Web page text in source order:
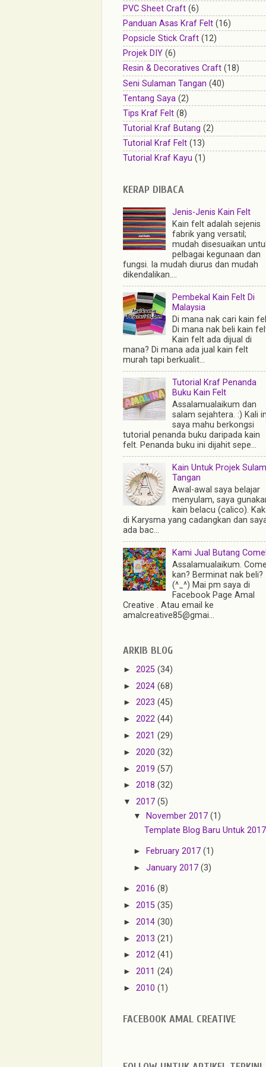
PVC Sheet Craft (6)
Panduan Asas Kraf Felt (16)
Popsicle Stick Craft (12)
Projek DIY (6)
Resin & Decoratives Craft (18)
Seni Sulaman Tangan (40)
Tentang Saya (2)
Tips Kraf Felt (8)
Tutorial Kraf Butang (2)
Tutorial Kraf Felt (13)
Tutorial Kraf Kayu (1)
KERAP DIBACA
Jenis-Jenis Kain Felt
Kain felt adalah sejenis
fabrik yang versatil;
mudah disesuaikan
pelbagai kegunaan dan
fungsi. Ia mudah diurus dan mudah
dikendalikan....
Pembekal Kain Felt Di
Malaysia
Di mana nak cari kain
Di mana nak beli kain
Kain felt ada dijual di
mana? Di mana ada jual kain felt
murah tapi berkualit...
Tutorial Kraf Penanda
Buku Kain Felt
Assalamualaikum dan
salam sejahtera. :) Kali
saya mahu berkongsi
tutorial penanda buku daripada kain
felt. Penanda buku ini dijahit sepe...
Kain Untuk Projek Sulam
Tangan
Awal-awal saya belajar
menyulam, saya
kain belacu (calico).
di Karysma yang cadangkan dan
ada bac...
Kami Jual Butang
Assalamualaikum.
kan? Berminat nak beli?
(^_^) Mai pm saya di
Facebook Page Amal
Creative . Atau email ke
amalcreative85@gmai...
ARKIB BLOG
► 2025 (34)
► 2024 (68)
► 2023 (45)
► 2022 (44)
► 2021 (29)
► 2020 (32)
► 2019 (57)
► 2018 (32)
▼ 2017 (5)
▼ November 2017(1)
Template Blog Baru Untuk 2017
► February 2017(1)
►January 2017(3)
► 2016 (8)
► 2015 (35)
► 2014 (30)
► 2013 (21)
► 2012 (41)
► 2011 (24)
► 2010 (1)
FACEBOOK AMAL CREATIVE